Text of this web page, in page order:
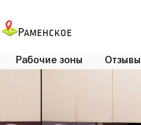
Раменское
Рабочие зоны Отзывы